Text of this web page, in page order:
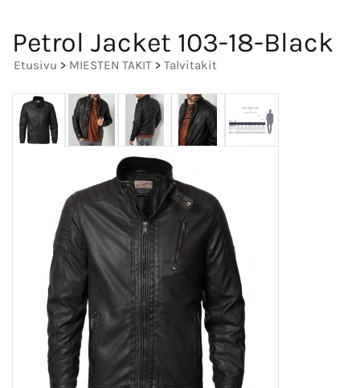
Petrol Jacket 103-18-Black
Etusivu > MIESTEN TAKIT > Talvitakit